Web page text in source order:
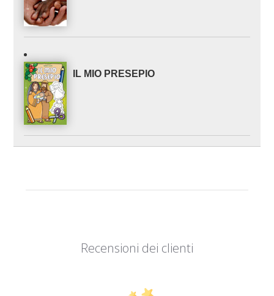
IL MIO PRESEPIO
Recensioni dei clienti